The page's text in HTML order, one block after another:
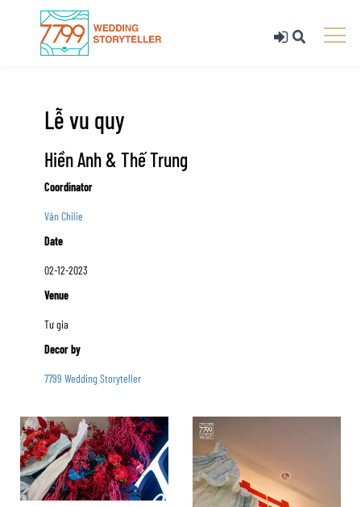
Lễ vu quy
Hiền Anh & Thế Trung
Coordinator
Vân Chilie
Date
02-12-2023
Venue
Tư gia
Decor by
7799 Wedding Storyteller